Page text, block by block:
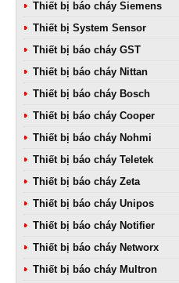
Thiết bị báo cháy Siemens
Thiết bị System Sensor
Thiết bị báo cháy GST
Thiết bị báo cháy Nittan
Thiết bị báo cháy Bosch
Thiết bị báo cháy Cooper
Thiết bị báo cháy Nohmi
Thiết bị báo cháy Teletek
Thiết bị báo cháy Zeta
Thiết bị báo cháy Unipos
Thiết bị báo cháy Notifier
Thiết bị báo cháy Networx
Thiết bị báo cháy Multron